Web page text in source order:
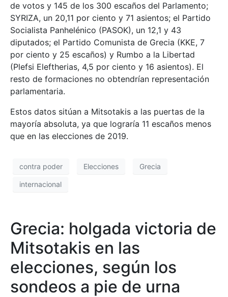
de votos y 145 de los 300 escaños del Parlamento;
SYRIZA, un 20,11 por ciento y 71 asientos; el Partido
Socialista Panhelénico (PASOK), un 12,1 y 43
diputados; el Partido Comunista de Grecia (KKE, 7
por ciento y 25 escaños) y Rumbo a la Libertad
(Plefsi Eleftherias, 4,5 por ciento y 16 asientos). El
resto de formaciones no obtendrían representación
parlamentaria.
Estos datos sitúan a Mitsotakis a las puertas de la
mayoría absoluta, ya que lograría 11 escaños menos
que en las elecciones de 2019.
contra poder Elecciones Grecia
internacional
Grecia: holgada victoria de
Mitsotakis en las
elecciones, según los
sondeos a pie de urna